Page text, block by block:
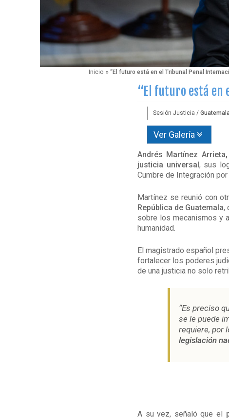
Inicio » “El futuro está en el Tribunal Penal
“El futuro está
Sesión Justicia /
Ver Galería
Andrés Martínez Arrieta
justicia universal, sus
Cumbre de Integración por
Martínez se reunió con
República de Guatemala,
sobre los mecanismos y
humanidad.
El magistrado español
fortalecer los poderes
de una justicia no solo
“Es preciso
se le puede
requiere, por
legislación
A su vez, señaló que el